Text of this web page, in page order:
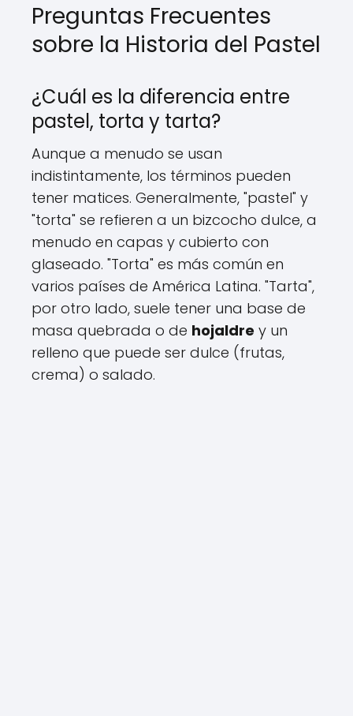
Preguntas Frecuentes
sobre la Historia del Pastel
¿Cuál es la diferencia entre
pastel, torta y tarta?
Aunque a menudo se usan
indistintamente, los términos pueden
tener matices. Generalmente, "pastel" y
"torta" se refieren a un bizcocho dulce, a
menudo en capas y cubierto con
glaseado. "Torta" es más común en
varios países de América Latina. "Tarta",
por otro lado, suele tener una base de
masa quebrada o de hojaldre y un
relleno que puede ser dulce (frutas,
crema) o salado.